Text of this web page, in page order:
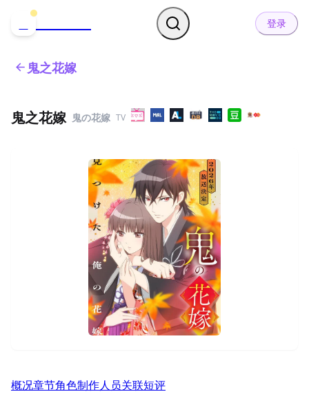
登录
鬼之花嫁
鬼之花嫁 鬼の花嫁 TV
概况章节角色制作人员关联短评